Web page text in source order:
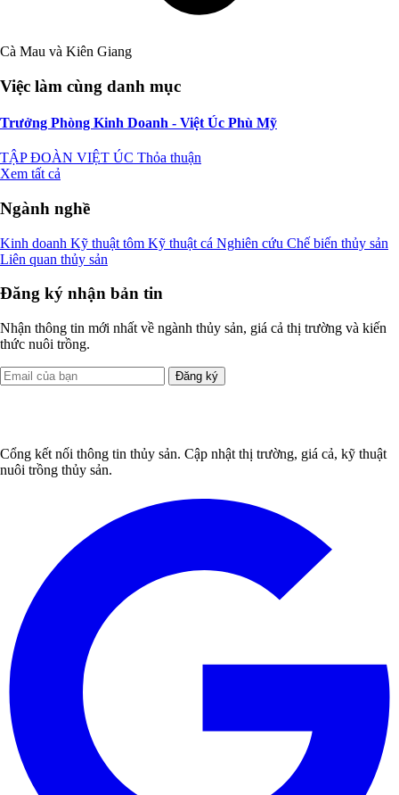
Cà Mau và Kiên Giang
Việc làm cùng danh mục
Trưởng Phòng Kinh Doanh - Việt Úc Phù Mỹ
TẬP ĐOÀN VIỆT ÚC Thỏa thuận
Xem tất cả
Ngành nghề
Kinh doanh Kỹ thuật tôm Kỹ thuật cá Nghiên cứu Chế biến thủy sản
Liên quan thủy sản
Đăng ký nhận bản tin
Nhận thông tin mới nhất về ngành thủy sản, giá cả thị trường và kiến
thức nuôi trồng.
Đăng ký
Cổng kết nối thông tin thủy sản. Cập nhật thị trường, giá cả, kỹ thuật
nuôi trồng thủy sản.